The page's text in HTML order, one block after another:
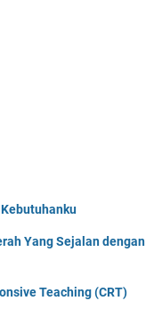
Yang Sejalan dengan
Teaching (CRT)